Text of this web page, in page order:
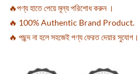
🔥পণ্য হাতে পেয়ে মূল্য পরিশোধ করুন ।
🔥 100% Authentic Brand Product.
🔥 পছন্দ না হলে সহজেই পণ্য ফেরত দেয়ার সুযোগ।